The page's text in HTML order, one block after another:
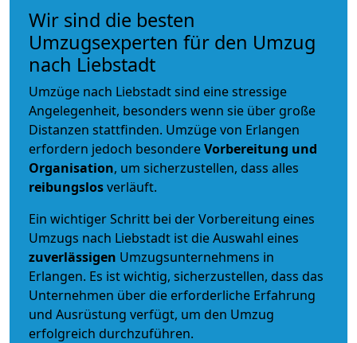
Wir sind die besten
Umzugsexperten für den Umzug
nach Liebstadt
Umzüge nach Liebstadt sind eine stressige
Angelegenheit, besonders wenn sie über große
Distanzen stattfinden. Umzüge von Erlangen
erfordern jedoch besondereVorbereitung und
Organisation, um sicherzustellen, dass alles
reibungslosverläuft.
Ein wichtiger Schritt bei der Vorbereitung eines
Umzugs nach Liebstadt ist die Auswahl eines
zuverlässigen Umzugsunternehmens in
Erlangen. Es ist wichtig, sicherzustellen, dass das
Unternehmen über die erforderliche Erfahrung
und Ausrüstung verfügt, um den Umzug
erfolgreich durchzuführen.